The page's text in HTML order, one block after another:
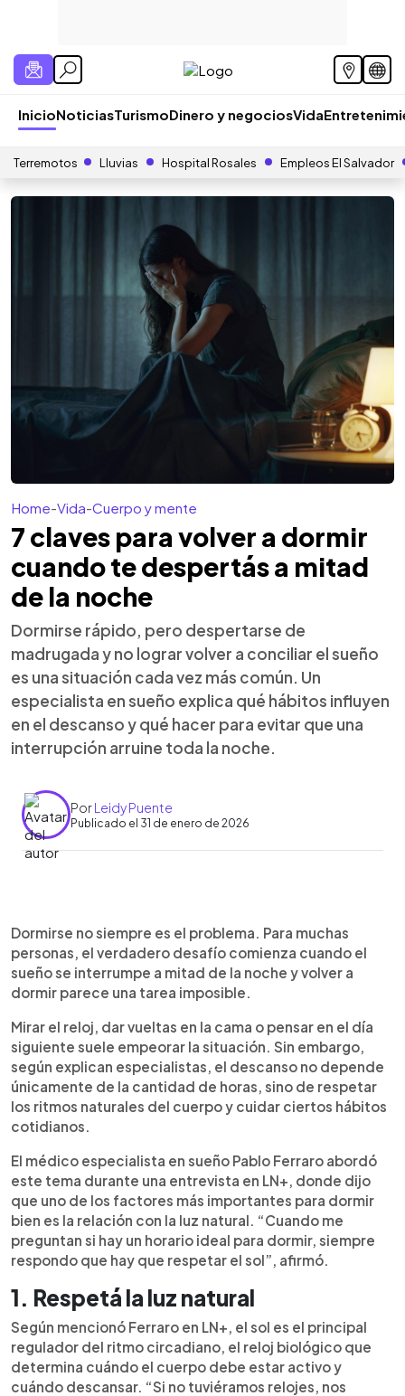
InicioNoticiasTurismoDinero y negociosVida
Terremotos Lluvias Hospital Rosales Empleos El Salvador
Home-Vida-Cuerpo y mente
7 claves para volver a dormir
cuando te despertás a mitad
de la noche
Dormirse rápido, pero despertarse de
madrugada y no lograr volver a conciliar el sueño
es una situación cada vez más común. Un
especialista en sueño explica qué hábitos influyen
en el descanso y qué hacer para evitar que una
interrupción arruine toda la noche.
PorLeidy Puente
Publicado el 31 de enero de 2026
Escuchar artículo
Despertarse a mitad de la noche y no lograr volver
a dormir es una situación común que afecta la
calidad del descanso. Según recomendaciones
compartidas por el médico especialista en sueño
Pablo Ferraro durante una entrevista en LN+, el
sueño está directamente relacionado con la luz
natural y los hábitos diarios. Respetar el sol,
ajustar horarios según la estación, priorizar un
descanso continuo, identificar la causa de los
despertares y evitar estímulos como el celular son
claves para conciliar el sueño nuevamente.
con insomnio. Pequeños cambios pueden marcar
una gran diferencia en el descanso.
Dormirse no siempre es el problema. Para muchas
personas, el verdadero desafío comienza cuando el
sueño se interrumpe a mitad de la noche y volver a
dormir parece una tarea imposible.
Mirar el reloj, dar vueltas en la cama o pensar en el día
siguiente suele empeorar la situación. Sin embargo,
según explican especialistas, el descanso no depende
únicamente de la cantidad de horas, sino de respetar
los ritmos naturales del cuerpo y cuidar ciertos hábitos
cotidianos.
El médico especialista en sueño Pablo Ferraro abordó
este tema durante una entrevista en LN+, donde dijo
que uno de los factores más importantes para dormir
bien es la relación con la luz natural. “Cuando me
preguntan si hay un horario ideal para dormir, siempre
respondo que hay que respetar el sol”, afirmó.
1. Respetá la luz natural
Según mencionó Ferraro en LN+, el sol es el principal
regulador del ritmo circadiano, el reloj biológico que
determina cuándo el cuerpo debe estar activo y
cuándo descansar. “Si no tuviéramos relojes, nos